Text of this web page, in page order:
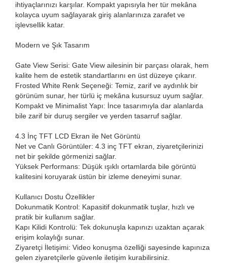
ihtiyaçlarınızı karşılar. Kompakt yapısıyla her tür mekâna
kolayca uyum sağlayarak giriş alanlarınıza zarafet ve
işlevsellik katar.
Modern ve Şık Tasarım
Gate View Serisi: Gate View ailesinin bir parçası olarak, hem
kalite hem de estetik standartlarını en üst düzeye çıkarır.
Frosted White Renk Seçeneği: Temiz, zarif ve aydınlık bir
görünüm sunar, her türlü iç mekâna kusursuz uyum sağlar.
Kompakt ve Minimalist Yapı: İnce tasarımıyla dar alanlarda
bile zarif bir duruş sergiler ve yerden tasarruf sağlar.
4.3 İnç TFT LCD Ekran ile Net Görüntü
Net ve Canlı Görüntüler: 4.3 inç TFT ekran, ziyaretçilerinizi
net bir şekilde görmenizi sağlar.
Yüksek Performans: Düşük ışıklı ortamlarda bile görüntü
kalitesini koruyarak üstün bir izleme deneyimi sunar.
Kullanıcı Dostu Özellikler
Dokunmatik Kontrol: Kapasitif dokunmatik tuşlar, hızlı ve
pratik bir kullanım sağlar.
Kapı Kilidi Kontrolü: Tek dokunuşla kapınızı uzaktan açarak
erişim kolaylığı sunar.
Ziyaretçi İletişimi: Video konuşma özelliği sayesinde kapınıza
gelen ziyaretçilerle güvenle iletişim kurabilirsiniz.